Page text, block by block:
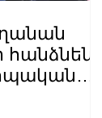
հանձնեն
քայլ-